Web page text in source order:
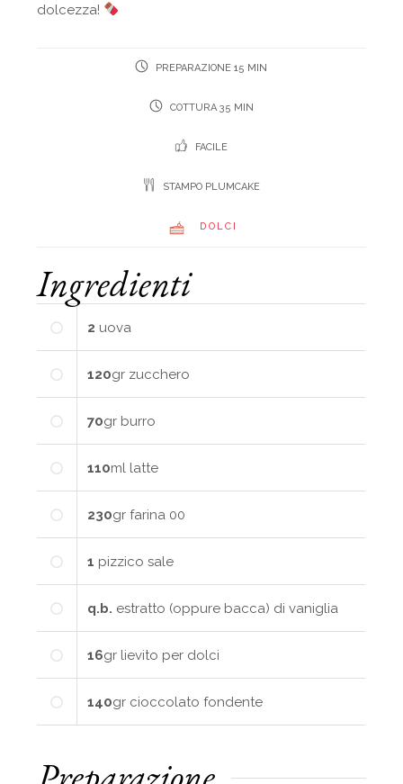
dolcezza!
PREPARAZIONE 15 MIN
COTTURA 35 MIN
FACILE
STAMPO PLUMCAKE
DOLCI
Ingredienti
2 uova
120gr zucchero
70gr burro
110ml latte
230gr farina 00
1 pizzico sale
q.b. estratto (oppure bacca) di vaniglia
16gr lievito per dolci
140gr cioccolato fondente